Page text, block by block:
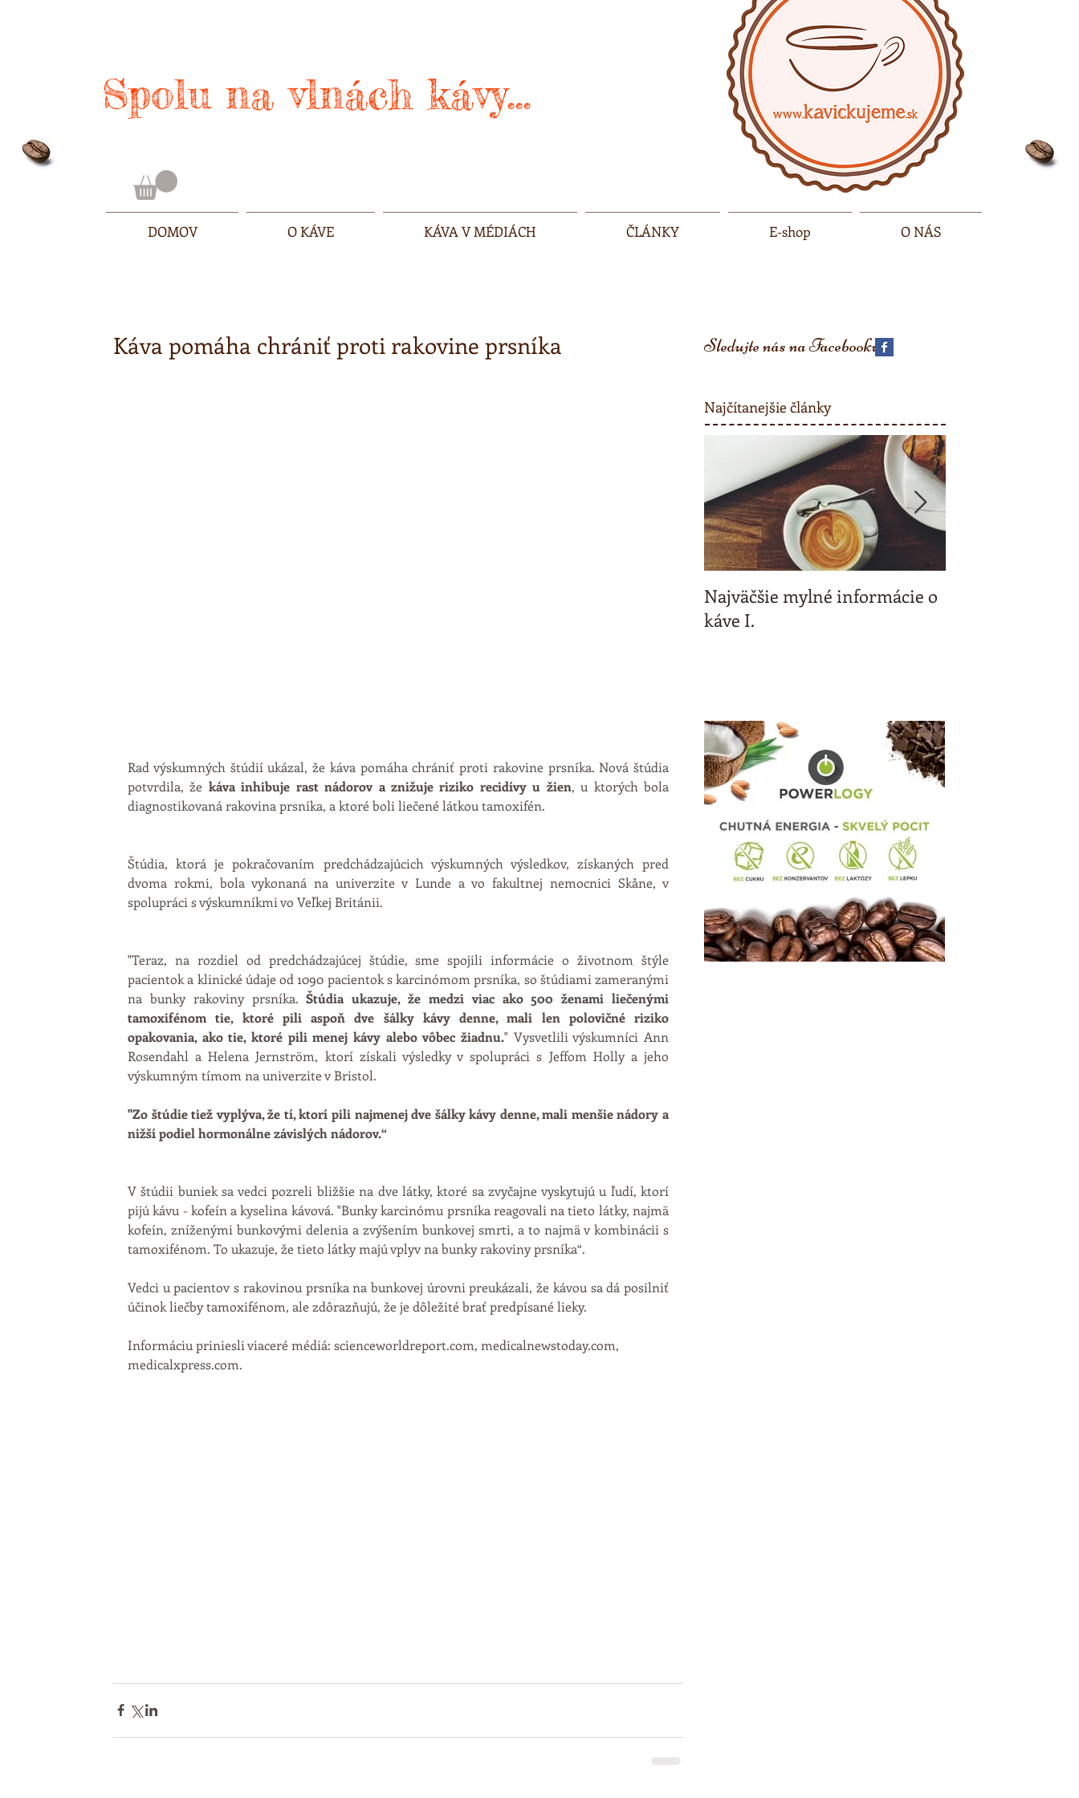
DOMOV O KÁVE KÁVA V MÉDIÁCH ČLÁNKY E-shop O NÁS
Spolu na vlnách kávy...
Káva pomáha chrániť proti rakovine prsníka
Rad výskumných štúdií ukázal, že káva pomáha chrániť proti rakovine prsníka. Nová štúdia
potvrdila, že káva inhibuje rast nádorov a znižuje riziko recidívy u žien, u ktorých bola
diagnostikovaná rakovina prsníka, a ktoré boli liečené látkou tamoxifén.
Štúdia, ktorá je pokračovaním predchádzajúcich výskumných výsledkov, získaných pred
dvoma rokmi, bola vykonaná na univerzite v Lunde a vo fakultnej nemocnici Skåne, v
spolupráci s výskumníkmi vo Veľkej Británii.
"Teraz, na rozdiel od predchádzajúcej štúdie, sme spojili informácie o životnom štýle
pacientok a klinické údaje od 1090 pacientok s karcinómom prsníka, so štúdiami zameranými
na bunky rakoviny prsníka. Štúdia ukazuje, že medzi viac ako 500 ženami liečenými
tamoxifénom tie, ktoré pili aspoň dve šálky kávy denne, mali len polovičné riziko
opakovania, ako tie, ktoré pili menej kávy alebo vôbec žiadnu." Vysvetlili výskumníci Ann
Rosendahl a Helena Jernström, ktorí získali výsledky v spolupráci s Jeffom Holly a jeho
výskumným tímom na univerzite v Bristol.
"Zo štúdie tiež vyplýva, že tí, ktorí pili najmenej dve šálky kávy denne, mali menšie nádory a
nižší podiel hormonálne závislých nádorov.“
V štúdii buniek sa vedci pozreli bližšie na dve látky, ktoré sa zvyčajne vyskytujú u ľudí, ktorí
pijú kávu - kofeín a kyselina kávová. "Bunky karcinómu prsníka reagovali na tieto látky, najmä
kofeín, zníženými bunkovými delenia a zvýšením bunkovej smrti, a to najmä v kombinácii s
tamoxifénom. To ukazuje, že tieto látky majú vplyv na bunky rakoviny prsníka“.
Vedci u pacientov s rakovinou prsníka na bunkovej úrovni preukázali, že kávou sa dá posilniť
účinok liečby tamoxifénom, ale zdôrazňujú, že je dôležité brať predpísané lieky.
Informáciu priniesli viaceré médiá: scienceworldreport.com, medicalnewstoday.com,
medicalxpress.com.
Sledujte nás naFacebooku
Najčítanejšie články
Najväčšie mylné informácie o
káve I.